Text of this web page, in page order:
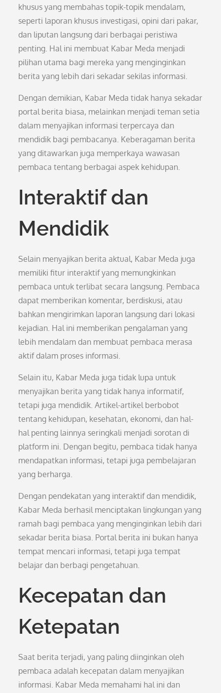
khusus yang membahas topik-topik mendalam,
seperti laporan khusus investigasi, opini dari pakar,
dan liputan langsung dari berbagai peristiwa
penting. Hal ini membuat Kabar Meda menjadi
pilihan utama bagi mereka yang menginginkan
berita yang lebih dari sekadar sekilas informasi.
Dengan demikian, Kabar Meda tidak hanya sekadar
portal berita biasa, melainkan menjadi teman setia
dalam menyajikan informasi terpercaya dan
mendidik bagi pembacanya. Keberagaman berita
yang ditawarkan juga memperkaya wawasan
pembaca tentang berbagai aspek kehidupan.
Interaktif dan
Mendidik
Selain menyajikan berita aktual, Kabar Meda juga
memiliki fitur interaktif yang memungkinkan
pembaca untuk terlibat secara langsung. Pembaca
dapat memberikan komentar, berdiskusi, atau
bahkan mengirimkan laporan langsung dari lokasi
kejadian. Hal ini memberikan pengalaman yang
lebih mendalam dan membuat pembaca merasa
aktif dalam proses informasi.
Selain itu, Kabar Meda juga tidak lupa untuk
menyajikan berita yang tidak hanya informatif,
tetapi juga mendidik. Artikel-artikel berbobot
tentang kehidupan, kesehatan, ekonomi, dan hal-
hal penting lainnya seringkali menjadi sorotan di
platform ini. Dengan begitu, pembaca tidak hanya
mendapatkan informasi, tetapi juga pembelajaran
yang berharga.
Dengan pendekatan yang interaktif dan mendidik,
Kabar Meda berhasil menciptakan lingkungan yang
ramah bagi pembaca yang menginginkan lebih dari
sekadar berita biasa. Portal berita ini bukan hanya
tempat mencari informasi, tetapi juga tempat
belajar dan berbagi pengetahuan.
Kecepatan dan
Ketepatan
Saat berita terjadi, yang paling diinginkan oleh
pembaca adalah kecepatan dalam menyajikan
informasi. Kabar Meda memahami hal ini dan